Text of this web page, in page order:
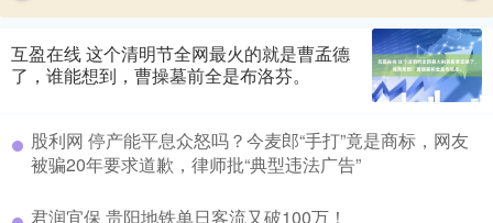
互盈在线 这个清明节全网最火的就是曹孟德
了，谁能想到，曹操墓前全是布洛芬。
股利网 停产能平息众怒吗？今麦郎“手打”竟是商标，网友
被骗20年要求道歉，律师批“典型违法广告”
君润宜保 贵阳地铁单日客流又破100万！